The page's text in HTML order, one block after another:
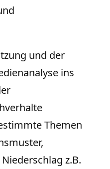
und der
ins
Themen
z.B.